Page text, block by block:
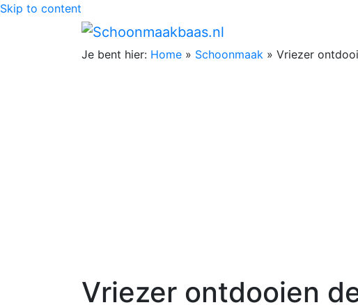
Skip to content
Je bent hier: Home » Schoonmaak » Vriezer
Vriezer ontdooien